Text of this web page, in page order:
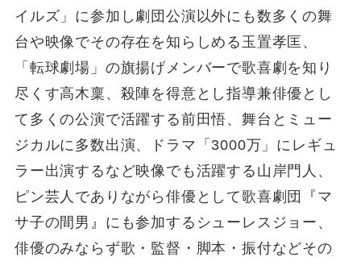
イルズ」に参加し劇団公演以外にも数多くの舞
台や映像でその存在を知らしめる玉置孝匡、
「転球劇場」の旗揚げメンバーで歌喜劇を知り
尽くす高木稟、殺陣を得意とし指導兼俳優とし
て多くの公演で活躍する前⽥悟、舞台とミュー
ジカルに多数出演、ドラマ「3000万」にレギュ
ラー出演するなど映像でも活躍する山岸門人、
ピン芸⼈でありながら俳優として歌喜劇団『マ
サ子の間男』にも参加するシューレスジョー、
俳優のみならず歌・監督・脚本・振付などその